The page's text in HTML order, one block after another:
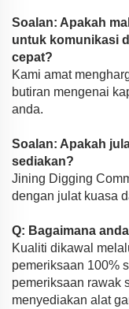
Soalan: Apakah
untuk komunikasi
cepat?
Kami amat
butiran mengenai
anda.
Soalan: Apakah
sediakan?
Jining Digging
dengan julat kuasa
Q: Bagaimana
Kualiti dikawal
pemeriksaan 100%
pemeriksaan rawak
menyediakan alat